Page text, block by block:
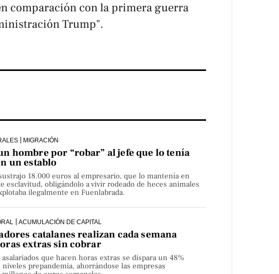
comparación con la primera guerra
Trump".
MIGRACIÓN
hombre por “robar” al jefe que lo tenía
un establo
18.000 euros al empresario, que lo mantenía en
esclavitud, obligándolo a vivir rodeado de heces animales
ilegalmente en Fuenlabrada.
ACUMULACIÓN DE CAPITAL
catalanes realizan cada semana
extras sin cobrar
que hacen horas extras se dispara un 48%
prepandemia, ahorrándose las empresas